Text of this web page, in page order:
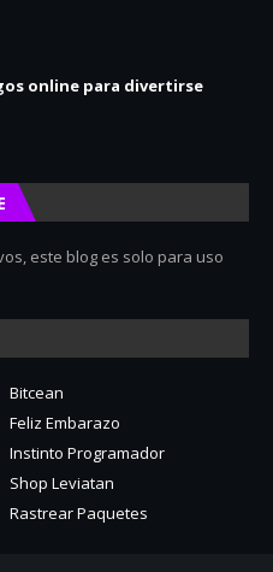
online para divertirse
este blog es solo para uso
Bitcean
Feliz Embarazo
Instinto Programador
Shop Leviatan
Rastrear Paquetes